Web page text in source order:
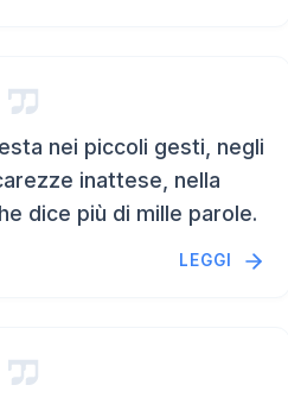
nei piccoli gesti, negli
inattese, nella
dice più di mille parole.
LEGGI